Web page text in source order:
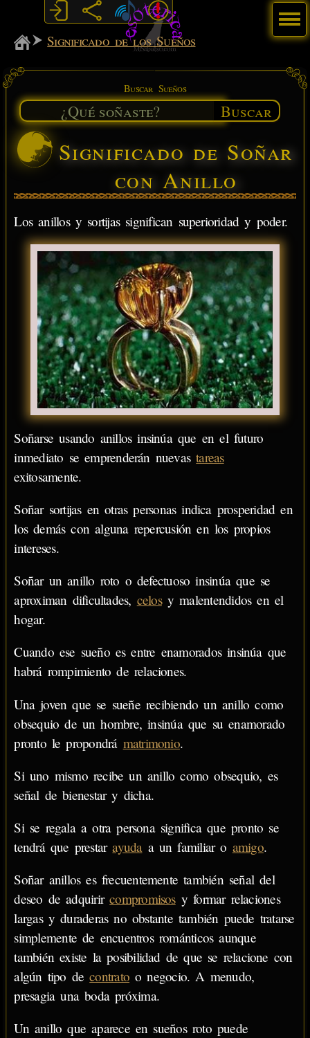
MiSabueso
Significado de los Sueños
Buscar Sueños
Buscar
Significado de Soñar
con Anillo
Los anillos y sortijas significan superioridad y poder.
Soñarse usando anillos insinúa que en el futuro
inmediato se emprenderán nuevastareas
exitosamente.
Soñar sortijas en otras personas indica prosperidad en
los demás con alguna repercusión en los propios
intereses.
Soñar un anillo roto o defectuoso insinúa que se
aproximan dificultades, celosy malentendidos en el
hogar.
Cuando ese sueño es entre enamorados insinúa que
habrá rompimiento de relaciones.
Una joven que se sueñe recibiendo un anillo como
obsequio de un hombre, insinúa que su enamorado
pronto le propondrá matrimonio.
Si uno mismo recibe un anillo como obsequio, es
señal de bienestar y dicha.
Si se regala a otra persona significa que pronto se
tendrá que prestarayudaa un familiar o amigo.
Soñar anillos es frecuentemente también señal del
deseo de adquirircompromisosy formar relaciones
largas y duraderas no obstante también puede tratarse
simplemente de encuentros románticos aunque
también existe la posibilidad de que se relacione con
algún tipo decontrato o negocio. A menudo,
presagia una boda próxima.
Un anillo que aparece en sueños roto puede
Menú